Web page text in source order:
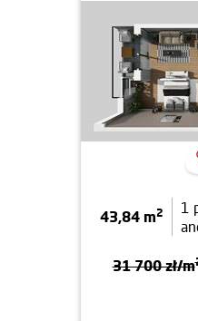
43,84 m2
1
31 700 zł/m